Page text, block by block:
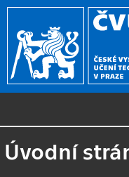
Úvodní